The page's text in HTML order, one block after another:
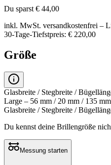
Du sparst € 44,00
inkl. MwSt. versandkostenfrei –
30-Tage-Tiefstpreis: € 220,00
Größe
Glasbreite / Stegbreite /
Large – 56 mm / 20 mm / 135 mm
Glasbreite / Stegbreite /
Du kennst deine Brillengröße
Messung starten